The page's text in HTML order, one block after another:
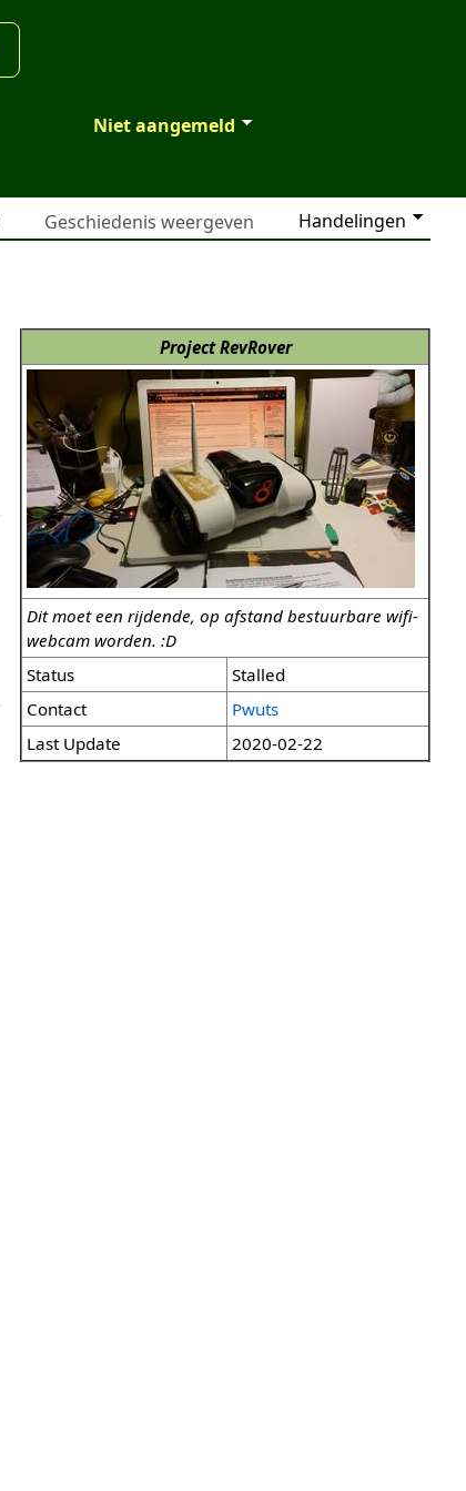
Niet aangemeld
Handelingen
Geschiedenis weergeven
Project RevRover
Dit moet een rijdende, op afstand bestuurbare wifi-
webcam worden. :D
Status
Stalled
Contact
Pwuts
Last Update
2020-02-22